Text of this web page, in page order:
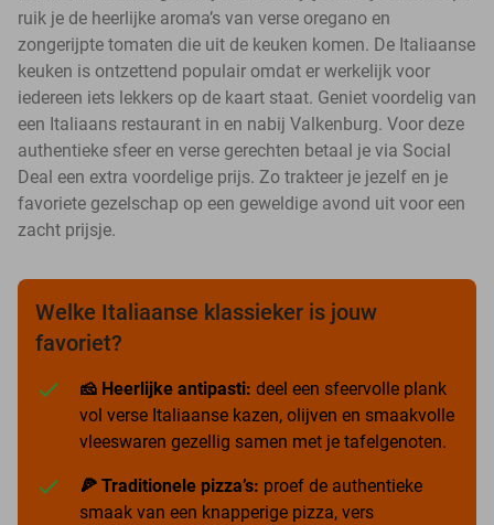
ruik je de heerlijke aroma’s van verse oregano en
zongerijpte tomaten die uit de keuken komen. De Italiaanse
keuken is ontzettend populair omdat er werkelijk voor
iedereen iets lekkers op de kaart staat. Geniet voordelig van
een Italiaans restaurant in en nabij Valkenburg. Voor deze
authentieke sfeer en verse gerechten betaal je via Social
Deal een extra voordelige prijs. Zo trakteer je jezelf en je
favoriete gezelschap op een geweldige avond uit voor een
zacht prijsje.
Welke Italiaanse klassieker is jouw
favoriet?
🧀 Heerlijke antipasti: deel een sfeervolle plank
vol verse Italiaanse kazen, olijven en smaakvolle
vleeswaren gezellig samen met je tafelgenoten.
🍕 Traditionele pizza’s: proef de authentieke
smaak van een knapperige pizza, vers